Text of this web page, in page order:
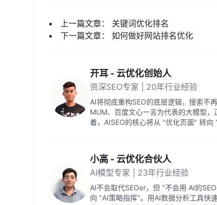
上一篇文章： 关键词优化排名
下一篇文章： 如何做好网站排名优化
开耳 - 云优化创始人
资深SEO专家 | 20年行业经验
AI将彻底重构SEO的底层逻辑，搜索不
MUM、百度文心一言为代表的大模型
着，AISEO的核心将从 "优化页面" 转向
小高 - 云优化合伙人
AI模型专家 | 23年行业经验
AI不会取代SEOer，但 "不会用 AI的
向 "AI策略指挥"。用AI数据分析工具快